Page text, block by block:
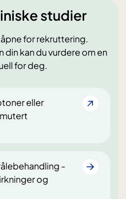
studier
for rekruttering.
din kan du vurdere om en
for deg.
eller
-
og